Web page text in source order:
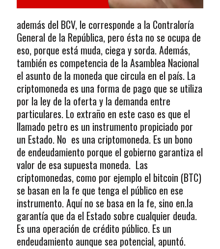
además del BCV, le corresponde a la Contraloría
General de la República, pero ésta no se ocupa de
eso, porque está muda, ciega y sorda. Además,
también es competencia de la Asamblea Nacional
el asunto de la moneda que circula en el país. La
criptomoneda es una forma de pago que se utiliza
por la ley de la oferta y la demanda entre
particulares. Lo extraño en este caso es que el
llamado petro es un instrumento propiciado por
un Estado. No es una criptomoneda. Es un bono
de endeudamiento porque el gobierno garantiza el
valor de esa supuesta moneda. Las
criptomonedas, como por ejemplo el bitcoin (BTC)
se basan en la fe que tenga el público en ese
instrumento. Aquí no se basa en la fe, sino en.la
garantía que da el Estado sobre cualquier deuda.
Es una operación de crédito público. Es un
endeudamiento aunque sea potencial, apuntó.